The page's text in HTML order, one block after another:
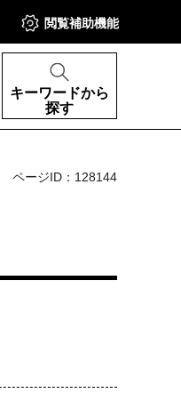
閲覧補助機能
キーワードから
探す
ページID：128144